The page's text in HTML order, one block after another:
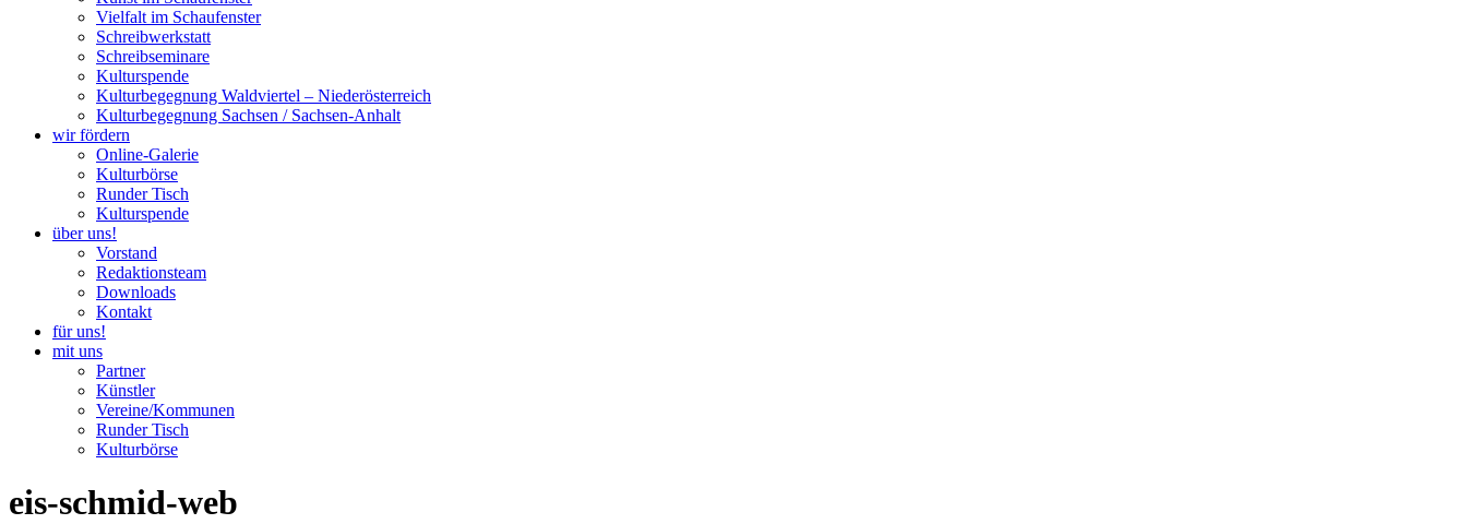
Vielfalt im Schaufenster
Schreibwerkstatt
Schreibseminare
Kulturspende
Kulturbegegnung Waldviertel – Niederösterreich
Kulturbegegnung Sachsen / Sachsen-Anhalt
wir fördern
Online-Galerie
Kulturbörse
Runder Tisch
Kulturspende
über uns!
Vorstand
Redaktionsteam
Downloads
Kontakt
für uns!
mit uns
Partner
Künstler
Vereine/Kommunen
Runder Tisch
Kulturbörse
eis-schmid-web